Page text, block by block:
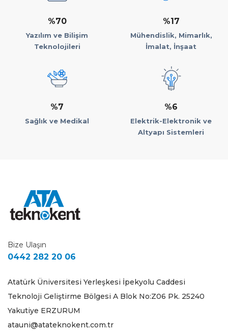
%70
Yazılım ve Bilişim
Teknolojileri
%17
Mühendislik, Mimarlık,
İmalat, İnşaat
%7
Sağlık ve Medikal
%6
Elektrik-Elektronik ve
Altyapı Sistemleri
Bize Ulaşın
0442 282 20 06
Atatürk Üniversitesi Yerleşkesi İpekyolu Caddesi
Teknoloji Geliştirme Bölgesi A Blok No:Z06 Pk. 25240
Yakutiye ERZURUM
atauni@atateknokent.com.tr